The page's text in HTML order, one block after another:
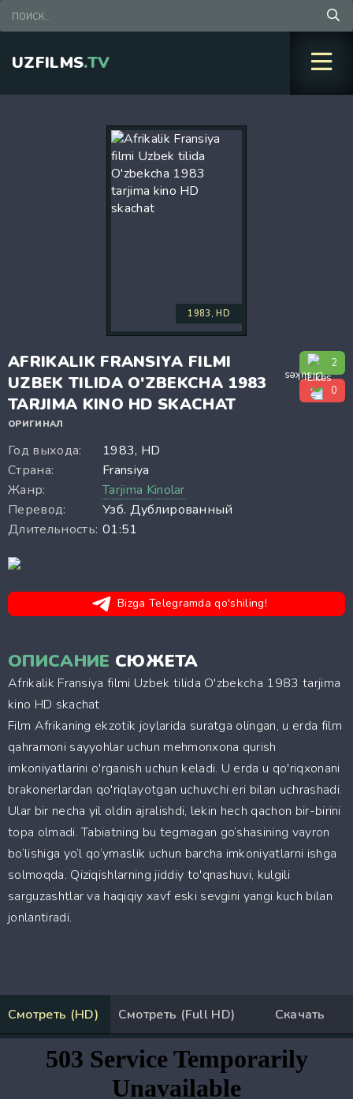
UZFILMS.TV
1983, HD
AFRIKALIK FRANSIYA FILMI
UZBEK TILIDA O'ZBEKCHA 1983
TARJIMA KINO HD SKACHAT
ОРИГИНАЛ
2
0
Год выхода:
1983, HD
Страна:
Fransiya
Жанр:
Tarjima Kinolar
Перевод:
Узб. Дублированный
Длительность: 01:51
Bizga Telegramda qo'shiling!
ОПИСАНИЕ СЮЖЕТА
Afrikalik Fransiya filmi Uzbek tilida O'zbekcha 1983 tarjima
kino HD skachat
Film Afrikaning ekzotik joylarida suratga olingan, u erda film
qahramoni sayyohlar uchun mehmonxona qurish
imkoniyatlarini o'rganish uchun keladi. U erda u qo'riqxonani
brakonerlardan qo'riqlayotgan uchuvchi eri bilan uchrashadi.
Ular bir necha yil oldin ajralishdi, lekin hech qachon bir-birini
topa olmadi. Tabiatning bu tegmagan go‘shasining vayron
bo‘lishiga yo‘l qo‘ymaslik uchun barcha imkoniyatlarni ishga
solmoqda. Qiziqishlarning jiddiy to'qnashuvi, kulgili
sarguzashtlar va haqiqiy xavf eski sevgini yangi kuch bilan
jonlantiradi.
Смотреть (HD) Смотреть (Full HD) Скачать